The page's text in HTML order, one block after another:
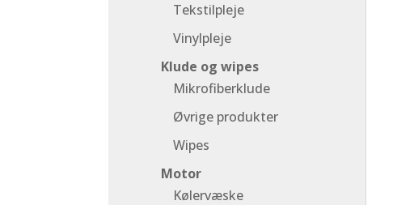
Tekstilpleje
Vinylpleje
Klude og wipes
Mikrofiberklude
Øvrige produkter
Wipes
Motor
Kølervæske